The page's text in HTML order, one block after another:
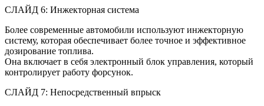
СЛАЙД 6: Инжекторная система
Более современные автомобили используют инжекторную
систему, которая обеспечивает более точное и эффективное
дозирование топлива.
Она включает в себя электронный блок управления, который
контролирует работу форсунок.
СЛАЙД 7: Непосредственный впрыск